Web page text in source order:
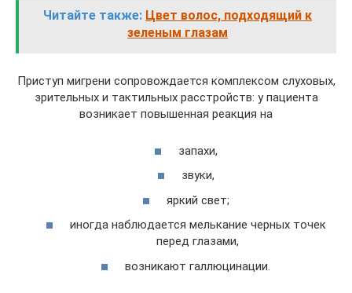
Читайте также: Цвет волос, подходящий к
зеленым глазам
Приступ мигрени сопровождается комплексом слуховых,
зрительных и тактильных расстройств: у пациента
возникает повышенная реакция на
запахи,
звуки,
яркий свет;
иногда наблюдается мелькание черных точек
перед глазами,
возникают галлюцинации.